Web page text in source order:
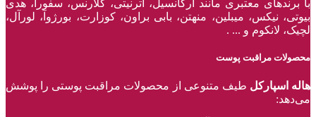
با برند‌های معتبری مانند آرکانسیل، اترنیتی، کلارنس، سفورا، هدی
بیوتی، نیکس، میبلین، منهتن، بابی براون، کوزارت، بورژوآ، لورآل،
لچیک، لانکوم و ... .
محصولات مراقبت پوست
هاله اسپارکل طیف متنوعی از محصولات مراقبت پوستی را پوشش
می‌دهد: